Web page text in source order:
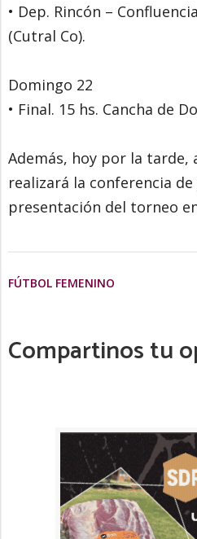
• Dep. Rincón –
(Cutral Co).
Domingo 22
• Final. 15 hs. Cancha de
Además, hoy por la tarde,
realizará la conferencia
presentación del torneo
FÚTBOL FEMENINO
Compartinos tu